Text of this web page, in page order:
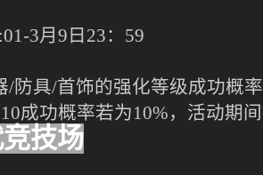
3月9日23：59
/防具/首饰的强化等级成功概
成功概率若为10%，活动期
技场